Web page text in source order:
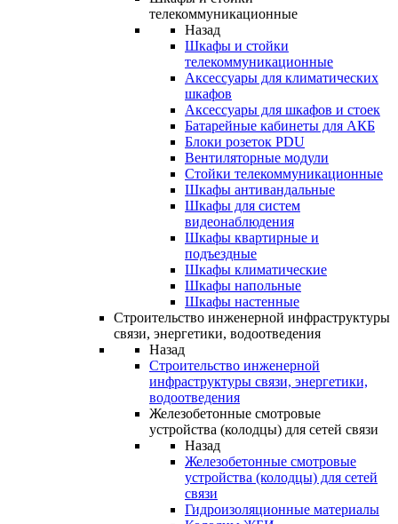
телекоммуникационные
Назад
Шкафы и стойки
телекоммуникационные
Аксессуары для климатических
шкафов
Аксессуары для шкафов и стоек
Батарейные кабинеты для АКБ
Блоки розеток PDU
Вентиляторные модули
Стойки телекоммуникационные
Шкафы антивандальные
Шкафы для систем
видеонаблюдения
Шкафы квартирные и
подъездные
Шкафы климатические
Шкафы напольные
Шкафы настенные
Строительство инженерной инфраструктуры
связи, энергетики, водоотведения
Назад
Строительство инженерной
инфраструктуры связи, энергетики,
водоотведения
Железобетонные смотровые
устройства (колодцы) для сетей связи
Назад
Железобетонные смотровые
устройства (колодцы) для сетей
связи
Гидроизоляционные материалы